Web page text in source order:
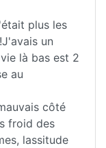
plus les
un
là bas est 2
au
côté
froid des
lassitude